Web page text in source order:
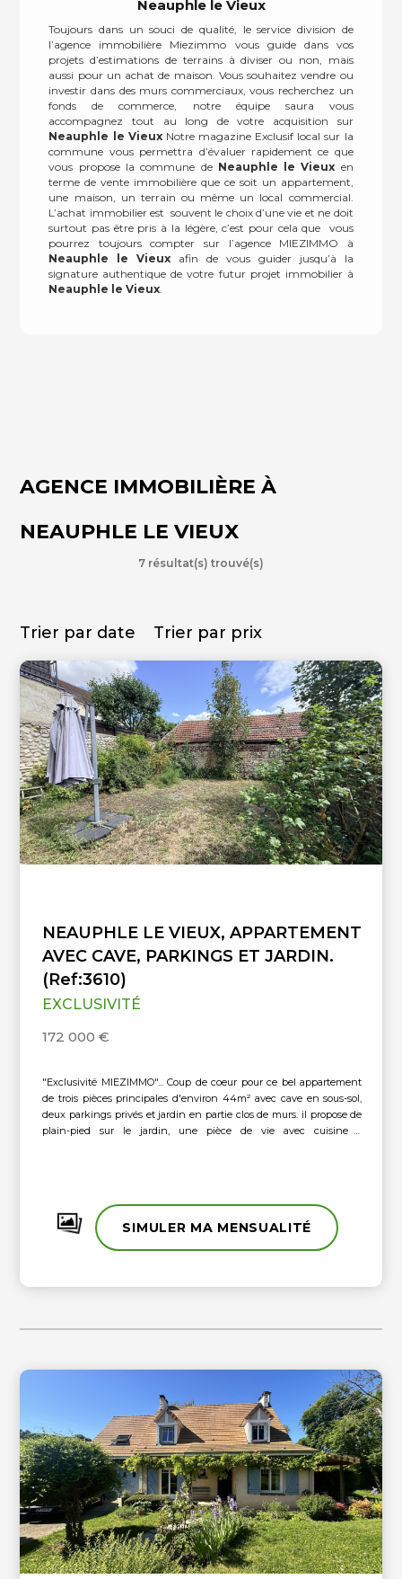
Neauphle le Vieux
Toujours dans un souci de qualité, le service division de
l’agence immobilière Miezimmo vous guide dans vos
projets d’estimations de terrains à diviser ou non, mais
aussi pour un achat de maison. Vous souhaitez vendre ou
investir dans des murs commerciaux, vous recherchez un
fonds de commerce, notre équipe saura vous
accompagnez tout au long de votre acquisition sur
Neauphle le VieuxNotre magazine Exclusif local sur la
commune vous permettra d’évaluer rapidement ce que
vous propose la commune de Neauphle le Vieux en
terme de vente immobilière que ce soit un appartement,
une maison, un terrain ou même un local commercial.
L’achat immobilier est souvent le choix d’une vie et ne doit
surtout pas être pris à la légère, c’est pour cela que vous
pourrez toujours compter sur l’agence MIEZIMMO à
Neauphle le Vieux afin de vous guider jusqu’à la
signature authentique de votre futur projet immobilier à
Neauphle le Vieux.
AGENCE IMMOBILIÈRE À
NEAUPHLE LE VIEUX
7 résultat(s) trouvé(s)
Trier par date Trier par prix
NEAUPHLE LE VIEUX, APPARTEMENT
AVEC CAVE, PARKINGS ET JARDIN.
(Ref:3610)
EXCLUSIVITÉ
172 000 €
"Exclusivité MIEZIMMO"... Coup de coeur pour ce bel appartement
de trois pièces principales d'environ 44m² avec cave en sous-sol,
deux parkings privés et jardin en partie clos de murs. il propose de
plain-pied sur le jardin, une pièce de vie avec cuisine à
de 3500 Euros TTC pour l'installation d'une pompe à chaleur afin
de régler la note actuelle. Très belle affaire pour un investissement
ou une première acquisition, n'hésitez pas à nous appeler.
SIMULER MA MENSUALITÉ